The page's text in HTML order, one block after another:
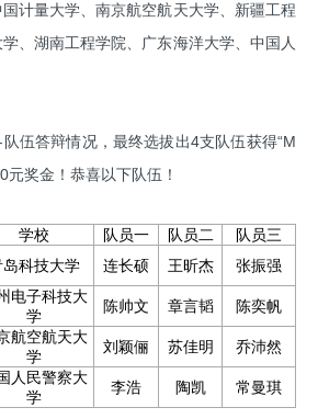
计量大学、南京航空航天大学、新疆工程
、湖南工程学院、广东海洋大学、中国人
伍答辩情况，最终选拔出4支队伍获得“M
奖金！恭喜以下队伍！
学校 队员一 队员二
队员三
岛科技大学 连长硕 王昕杰 张振强
电子科技大
学
陈帅文 章言韬 陈奕帆
航空航天大
学
刘颖俪 苏佳明 乔沛然
人民警察大
学
李浩 陶凯 常曼琪